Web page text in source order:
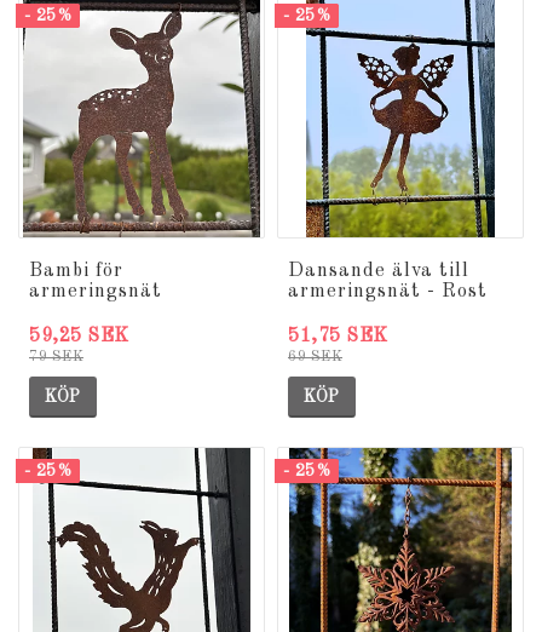
- 25%
Bambi för
armeringsnät
79 SEK
59,25 SEK
KÖP
- 25%
Dansande älva till
armeringsnät - Rost
69 SEK
51,75 SEK
KÖP
- 25% - 25%